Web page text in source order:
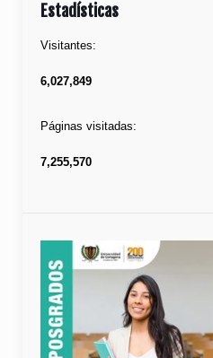
Estadísticas
Visitantes:
6,027,849
Páginas visitadas:
7,255,570